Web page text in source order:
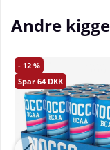
Andre
12
64